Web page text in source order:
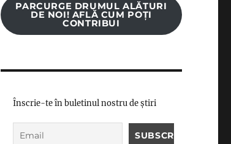
PARCURGE DRUMUL ALĂTURI
DE NOI! AFLĂ CUM POȚI
CONTRIBUI
Înscrie-te în buletinul nostru de știri